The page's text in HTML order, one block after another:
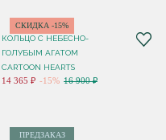
СКИДКА -15%
КОЛЬЦО C НЕБЕСНО-
ГОЛУБЫМ АГАТОМ
CARTOON HEARTS
14 365 ₽ -15% 16 900 ₽
ПРЕДЗАКАЗ